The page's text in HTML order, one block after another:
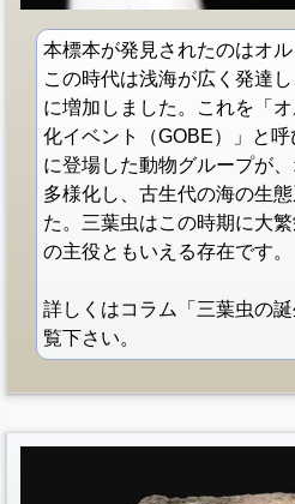
本標本が発見されたのはオル
この時代は浅海が広く発達
に増加しました。これを「
化イベント（GOBE）」と
に登場した動物グループが
多様化し、古生代の海の生
た。三葉虫はこの時期に大
の主役ともいえる存在です。
詳しくはコラム「三葉虫の
覧下さい。